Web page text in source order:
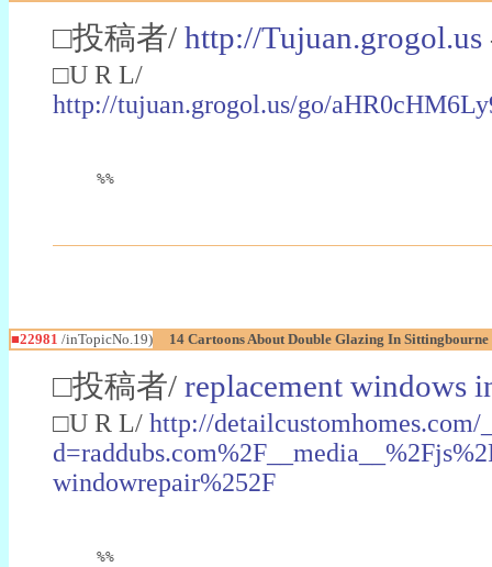
□投稿者/ http://Tujuan.grogol.us
□U R L/
http://tujuan.grogol.us/go/
%%
■22981 /inTopicNo.19) 14 Cartoons About Double Glazing In
□投稿者/ replacement windows
□U R L/ http://detailcustomhomes.com/
windowrepair%252F
%%